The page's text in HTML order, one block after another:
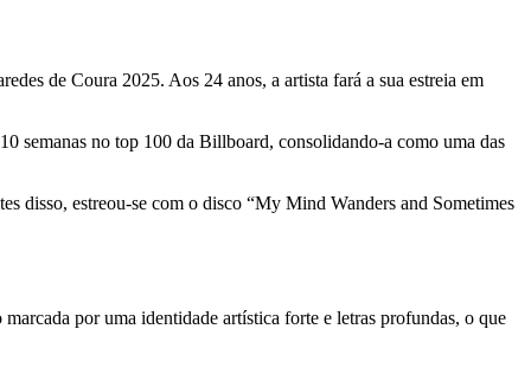
de Coura 2025. Aos 24 anos, a artista fará a sua estreia em
semanas no top 100 da Billboard, consolidando-a como uma das
disso, estreou-se com o disco “My Mind Wanders and Sometimes
por uma identidade artística forte e letras profundas, o que